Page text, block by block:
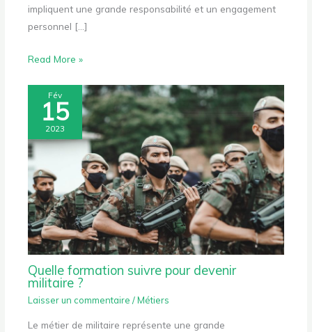
impliquent une grande responsabilité et un engagement
personnel […]
Read More »
Fév
15
2023
Quelle formation suivre pour devenir
militaire ?
Laisser un commentaire /Métiers
Le métier de militaire représente une grande